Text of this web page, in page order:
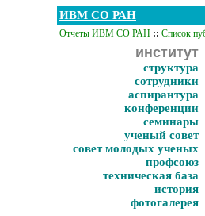
ИВМ СО РАН
Отчеты ИВМ СО РАН :: Список
институт
структура
сотрудники
аспирантура
конференции
семинары
ученый совет
совет молодых ученых
профсоюз
техническая база
история
фотогалерея